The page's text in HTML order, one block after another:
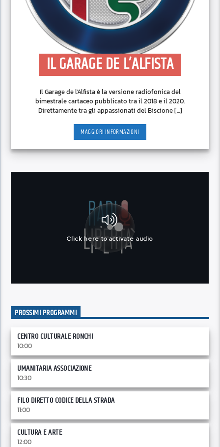
IL GARAGE DE L’ALFISTA
Il Garage de l'Alfista è la versione radiofonica del
bimestrale cartaceo pubblicato tra il 2018 e il 2020.
Direttamente tra gli appassionati del Biscione [...]
MAGGIORI INFORMAZIONI
PROSSIMI PROGRAMMI
CENTRO CULTURALE RONCHI
10:00
UMANITARIA ASSOCIAZIONE
10:30
FILO DIRETTO CODICE DELLA STRADA
11:00
CULTURA E ARTE
12:00